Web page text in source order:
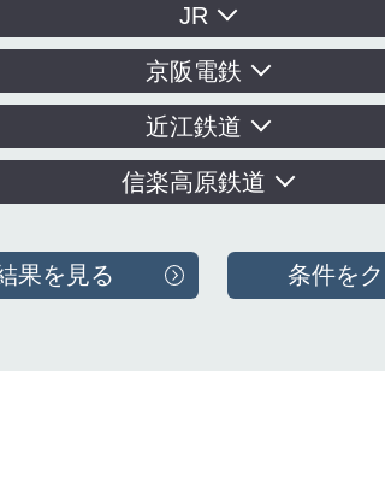
JR
京阪電鉄
近江鉄道
信楽高原鉄道